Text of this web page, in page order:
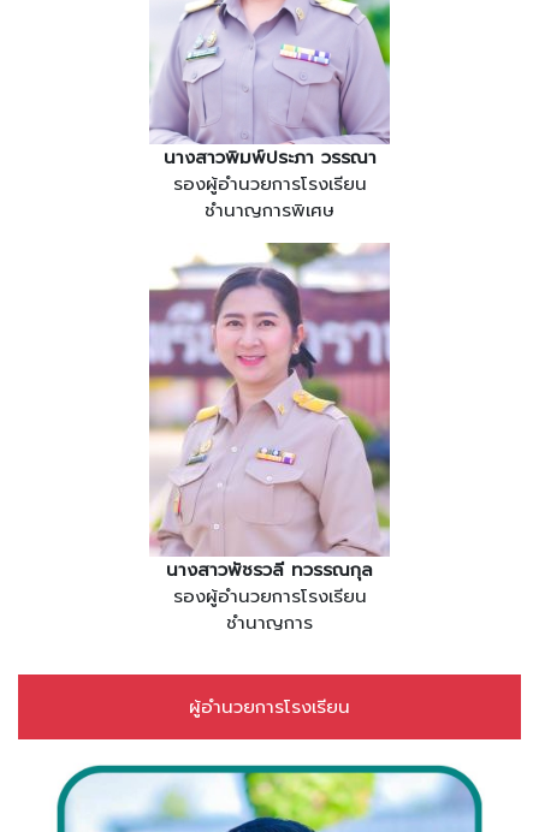
นางสาวพิมพ์ประภา วรรณา
รองผู้อำนวยการโรงเรียน
ชำนาญการพิเศษ
นางสาวพัชรวลี ทวรรณกุล
รองผู้อำนวยการโรงเรียน
ชำนาญการ
ผู้อำนวยการโรงเรียน